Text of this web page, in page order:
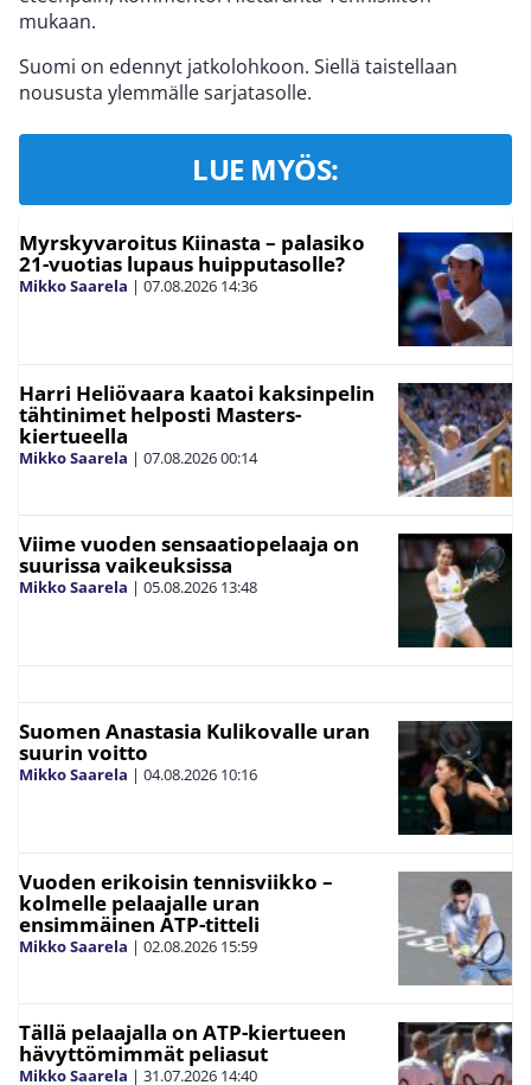
mukaan.
Suomi on edennyt jatkolohkoon. Siellä taistellaan
noususta ylemmälle sarjatasolle.
LUE MYÖS:
Myrskyvaroitus Kiinasta – palasiko
21-vuotias lupaus huipputasolle?
Mikko Saarela | 07.08.2026 14:36
Harri Heliövaara kaatoi kaksinpelin
tähtinimet helposti Masters-
kiertueella
Mikko Saarela | 07.08.202600:14
Viime vuoden sensaatiopelaaja on
suurissa vaikeuksissa
Mikko Saarela | 05.08.2026 13:48
Suomen Anastasia Kulikovalle uran
suurin voitto
Mikko Saarela | 04.08.2026 10:16
Vuoden erikoisin tennisviikko –
kolmelle pelaajalle uran
ensimmäinen ATP-titteli
Mikko Saarela | 02.08.2026 15:59
Tällä pelaajalla on ATP-kiertueen
hävyttömimmät peliasut
Mikko Saarela | 31.07.2026 14:40